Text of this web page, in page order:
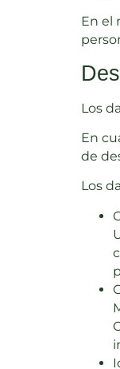
En el
Los
En
de
Los